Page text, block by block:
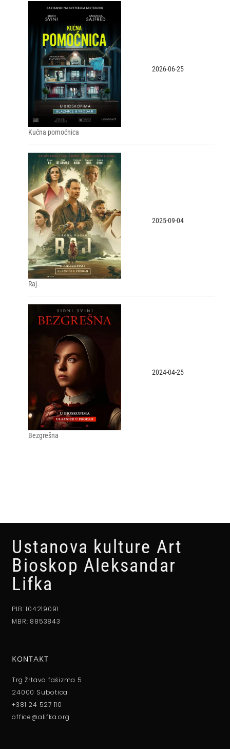
Kućna pomoćnica
2026-06-25
Raj
2025-09-04
Bezgrešna
2024-04-25
Ustanova kulture Art
Bioskop Aleksandar
Lifka
PIB: 104219091
MBR: 8853843
KONTAKT
Trg Žrtava fašizma 5
24000 Subotica
+381 24 527 110
office@alifka.org